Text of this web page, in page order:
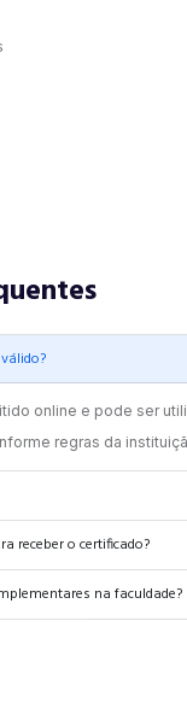
online e pode ser
regras da
receber o certificado?
na faculdade?